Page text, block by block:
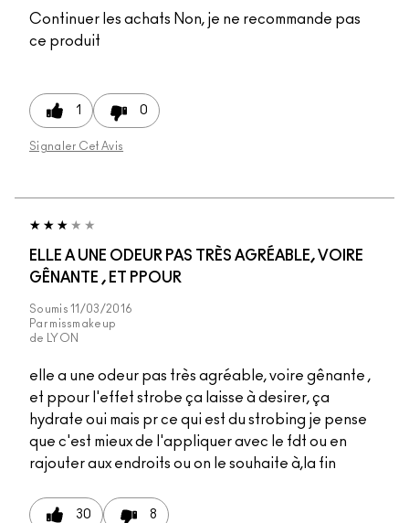
Continuer les achats Non, je ne recommande pas
ce produit
1 0
Signaler Cet Avis
ELLE A UNE ODEUR PAS TRÈS AGRÉABLE, VOIRE
GÊNANTE , ET PPOUR
Soumis11/03/2016
Par missmakeup
de
LYON
elle a une odeur pas très agréable, voire gênante ,
et ppour l'effet strobe ça laisse à desirer, ça
hydrate oui mais pr ce qui est du strobing je pense
que c'est mieux de l'appliquer avec le fdt ou en
rajouter aux endroits ou on le souhaite à,la fin
30 8